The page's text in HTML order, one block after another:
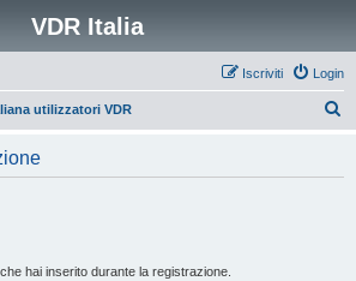
VDR Italia
Login
Iscriviti
utilizzatori VDR
hai inserito durante la registrazione.